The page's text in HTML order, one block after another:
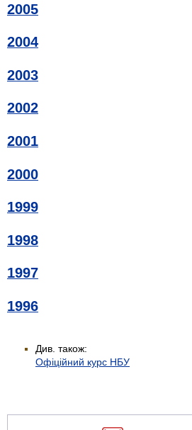
2005
2004
2003
2002
2001
2000
1999
1998
1997
1996
Див. також:
Офіційний курс НБУ